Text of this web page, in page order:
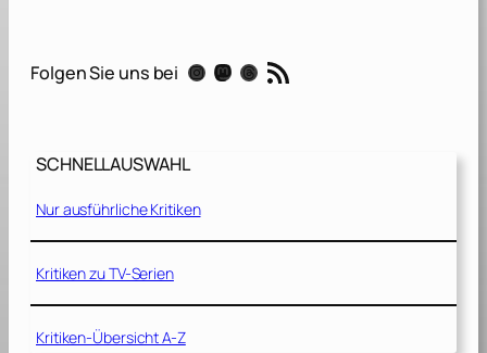
t
o
s
0
2
3
m
0
9
]
Folgen Sie uns bei Instagram Mastodon Threads RSS-Feed
SCHNELLAUSWAHL
Nur ausführliche Kritiken
Kritiken zu TV-Serien
Kritiken-Übersicht A-Z